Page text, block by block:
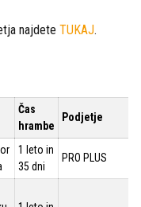
najdete TUKAJ.
Čas
hrambe
Podjetje
1 leto in
35 dni
PRO PLUS